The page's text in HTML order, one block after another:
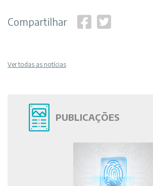
Compartilhar
Ver todas as notícias
PUBLICAÇÕES